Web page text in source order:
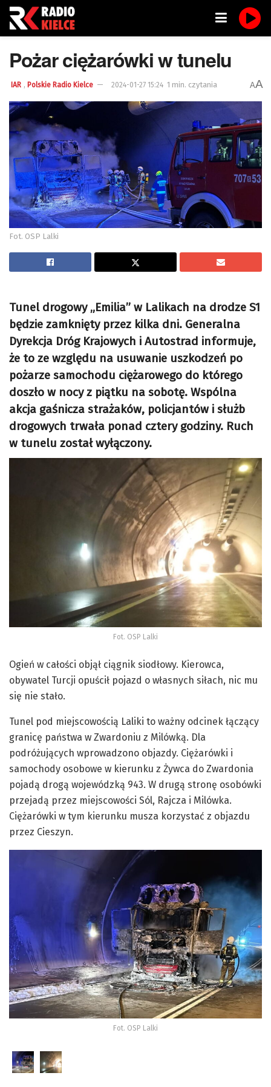
Pożar ciężarówki w tunelu
IAR , Polskie Radio Kielce 2024-01-27 15:24 1 min. czytania AA
Fot. OSP Lalki
Tunel drogowy „Emilia” w Lalikach na drodze S1
będzie zamknięty przez kilka dni. Generalna
Dyrekcja Dróg Krajowych i Autostrad informuje,
że to ze względu na usuwanie uszkodzeń po
pożarze samochodu ciężarowego do którego
doszło w nocy z piątku na sobotę. Wspólna
akcja gaśnicza strażaków, policjantów i służb
drogowych trwała ponad cztery godziny. Ruch
w tunelu został wyłączony.
Fot. OSP Lalki
Ogień w całości objął ciągnik siodłowy. Kierowca,
obywatel Turcji opuścił pojazd o własnych siłach, nic mu
się nie stało.
Tunel pod miejscowością Laliki to ważny odcinek łączący
granicę państwa w Zwardoniu z Milówką. Dla
podróżujących wprowadzono objazdy. Ciężarówki i
samochody osobowe w kierunku z Żywca do Zwardonia
pojadą drogą wojewódzką 943. W drugą stronę osobówki
przejadą przez miejscowości Sól, Rajcza i Milówka.
Ciężarówki w tym kierunku musza korzystać z objazdu
przez Cieszyn.
Fot. OSP Lalki